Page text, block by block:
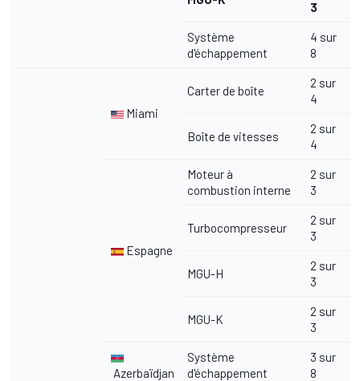
3
Système
d'échappement
4 sur
8
Miami
Carter de boîte
2 sur
4
Boîte de vitesses
2 sur
4
Espagne
Moteur à
combustion interne
2 sur
3
Turbocompresseur
2 sur
3
MGU-H
2 sur
3
MGU-K
2 sur
3
Azerbaïdjan
Système
d'échappement
3 sur
8